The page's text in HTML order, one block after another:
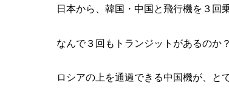
日本から、韓国・中国と飛行機を３回
なんで３回もトランジットがあるのか？
ロシアの上を通過できる中国機が、と